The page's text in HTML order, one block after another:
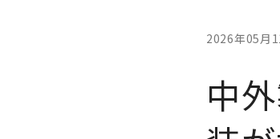
2026年05月
中